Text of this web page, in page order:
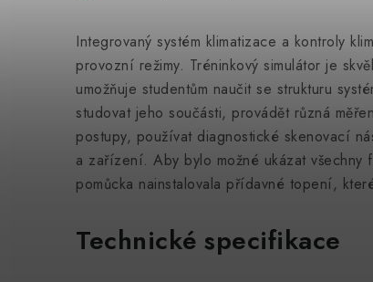
Integrovaný systém klimatizace a kontroly
provozní režimy. Tréninkový simulátor je
umožňuje studentům naučit se strukturu
studovat jeho součásti, provádět různá
postupy, používat diagnostické skenovací
a zařízení. Aby bylo možné ukázat všechny
pomůcka nainstalovala přídavné topení,
Technické specifikace